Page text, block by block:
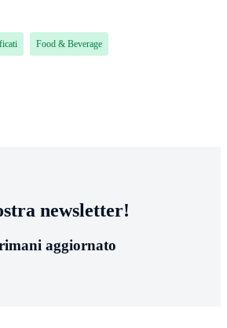
Food & Beverage
newsletter!
aggiornato